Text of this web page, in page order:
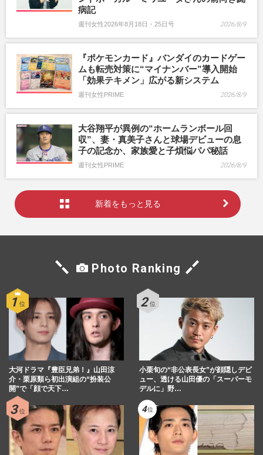
病記
週刊女性2026年8月18日・25日号 2026/8/9
『ポケモンカード』バンダイのカードゲー
ムも転売対策に“マイナンバー”導入開始
「効果テキメン」広がる新システム
週刊女性PRIME 2026/8/9
大谷翔平が異例の“ホームランボール回
収”、妻・真美子さんと球場デビューの息
子の記念か、家族愛と子煩悩パパ秘話
週刊女性PRIME 2026/8/9
新着をもっと見る
Photo Ranking
大河ドラマ『豊臣兄弟！』山田涼
介・栗原類ら初出演組の“扮装公
開”で「顔で天下…
小栗旬の“非公表長女”が顔隠しデビ
ュー、透ける山田優の「スーパーモ
デルに」野…